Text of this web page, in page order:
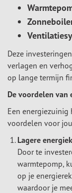
Deze
verlagen en
op lange termijn
De voordelen van
Een
voordelen voor
Lagere
Door te
warmtepomp,
op je
waardoor je